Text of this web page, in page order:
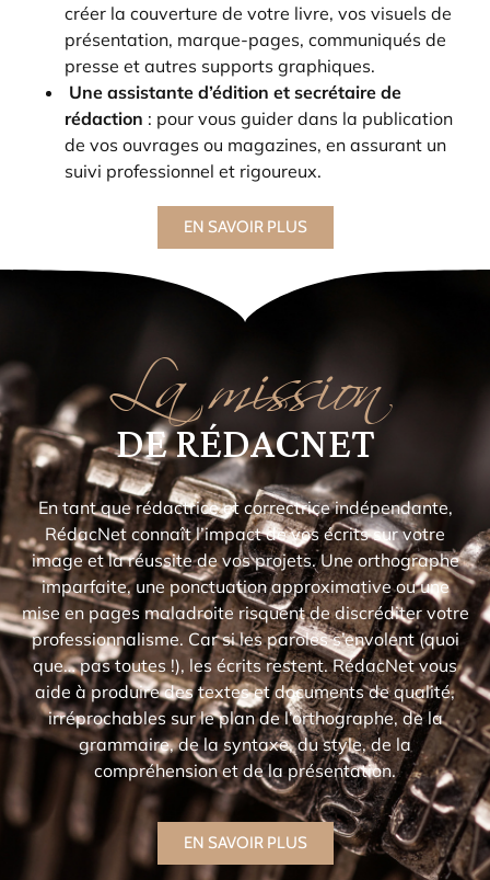
créer la couverture de votre livre, vos visuels de
présentation, marque-pages, communiqués de
presse et autres supports graphiques.
Une assistante d’édition et secrétaire de
rédaction : pour vous guider dans la publication
de vos ouvrages ou magazines, en assurant un
suivi professionnel et rigoureux.
EN SAVOIR PLUS
La mission
DE RÉDACNET
En tant que rédactrice et correctrice indépendante,
RédacNet connaît l’impact de vos écrits sur votre
image et la réussite de vos projets. Une orthographe
imparfaite, une ponctuation approximative ou une
mise en pages maladroite risquent de discréditer votre
professionnalisme. Car si les paroles s’envolent (quoi
que… pas toutes !), les écrits restent. RédacNet vous
aide à produire des textes et documents de qualité,
irréprochables sur le plan de l’orthographe, de la
grammaire, de la syntaxe, du style, de la
compréhension et de la présentation.
EN SAVOIR PLUS